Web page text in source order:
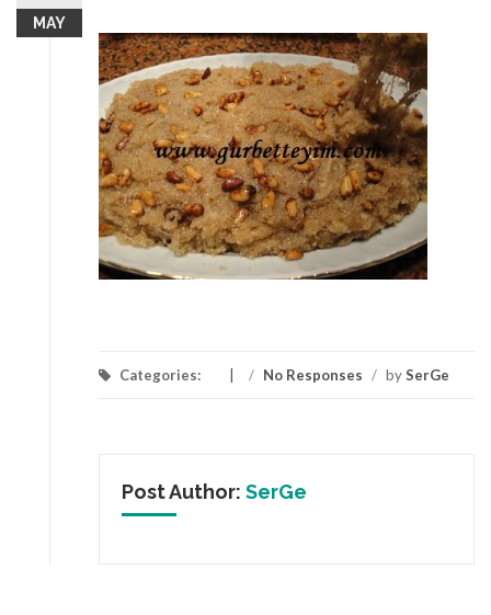
MAY
Categories: / No Responses / bySerGe
Post Author: SerGe